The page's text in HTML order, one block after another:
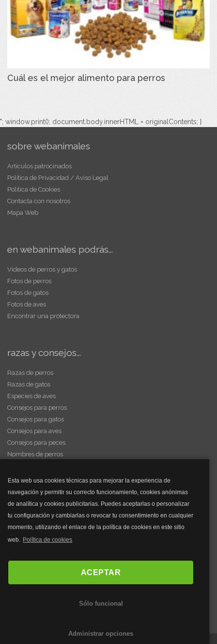
Esta web usa cookies técnicas para mejorar la experiencia de
navegación y permitir su correcto funcionamiento, cookies anónimas
de analítica y cookies publicitarias. Puedes aceptarlas o personalizar
tu configuración y cambiarlas o revocar tu consentimiento en cualquier
momento, utilizando el enlace de la política de cookies en este sitio
web. Política de cookies
ACEPTAR
Sólo funcional
Administrar opciones
Cuál es el mejor alimento para perros
"; window.print(); document.body.innerHTML = originalContents; }
sobre webanimales
Artículos patrocinados
Política de Privacidad / Aviso Legal
Política de Cookies
Contacta con nosotros
Mapa Web
en webanimales podrás...
Vídeos de perros y gatos
Fotos de perros
Fotos de gatos
Fotos de aves
Encontrar una protectora
razas y consejos...
Razas de perros
Razas de gatos
Especies de aves
Consejos para perros
Consejos para gatos
Consejos para aves
Consejos para peces
Nombres de perros
y mucho más...